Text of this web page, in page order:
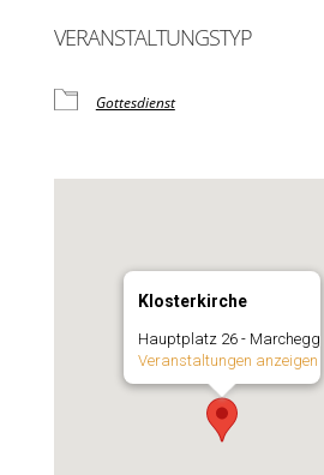
VERANSTALTUNGSTYP
Gottesdienst
Klosterkirche
Hauptplatz 26 - Marchegg
Veranstaltungen anzeigen